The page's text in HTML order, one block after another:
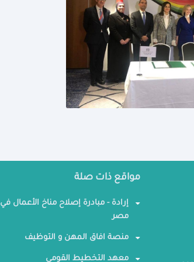
مواقع ذات صلة
إرادة - مبادرة إصلاح مناخ الأعمال في
مصر
منصة افاق المهن و التوظيف
معهد التخطيط القومي